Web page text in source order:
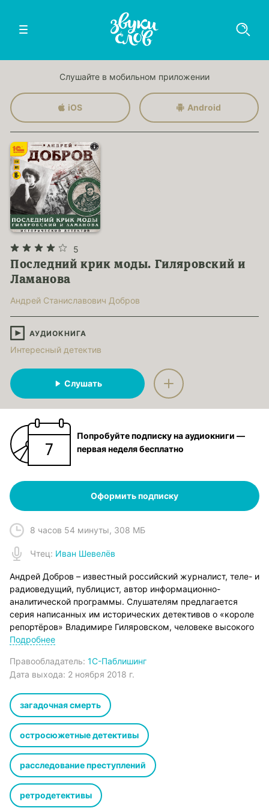
Слушайте в мобильном приложении
iOS Android
5
Последний крик моды. Гиляровский и
Ламанова
Андрей Станиславович Добров
АУДИОКНИГА
Интересный детектив
Слушать
Попробуйте подписку на аудиокниги —
первая неделя бесплатно
Оформить подписку
8 часов 54 минуты, 308 МБ
Чтец: Иван Шевелёв
Андрей Добров – известный российский журналист, теле- и
радиоведущий, публицист, автор информационно-
аналитической программы. Слушателям предлагается
серия написанных им исторических детективов о «короле
репортёров» Владимире Гиляровском, человеке высокого
интеллекта и тонкой интуиции. Он умел одинаково ровно
криминальным элементом старой Москвы.
На этот раз Гиляровский расследует необычное
знаменитой «моделистки» начала ХХ века Надежды
Петровны Ламановой. Попав на место трагедии случайно,
«король репортёров» сразу догадался, что самоубийство
инсценировано. А позже выяснилось, что незадолго до
смерти красивый молодой человек познакомился с неким
господином, который оказался сутенёром проституток
сильного пола, и тот заманил юного поэта в общество
мужчин, переодетых в тёмные маски и наряды от
Ламановой. Что произошло во время их встречи,
Подробнее
Правообладатель: 1С-Паблишинг
Дата выхода: 2 ноября 2018 г.
загадочная смерть
остросюжетные детективы
расследование преступлений
ретродетективы